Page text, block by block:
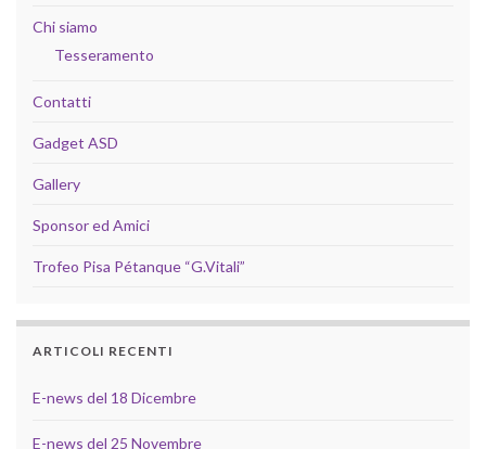
Chi siamo
Tesseramento
Contatti
Gadget ASD
Gallery
Sponsor ed Amici
Trofeo Pisa Pétanque “G.Vitali”
ARTICOLI RECENTI
E-news del 18 Dicembre
E-news del 25 Novembre